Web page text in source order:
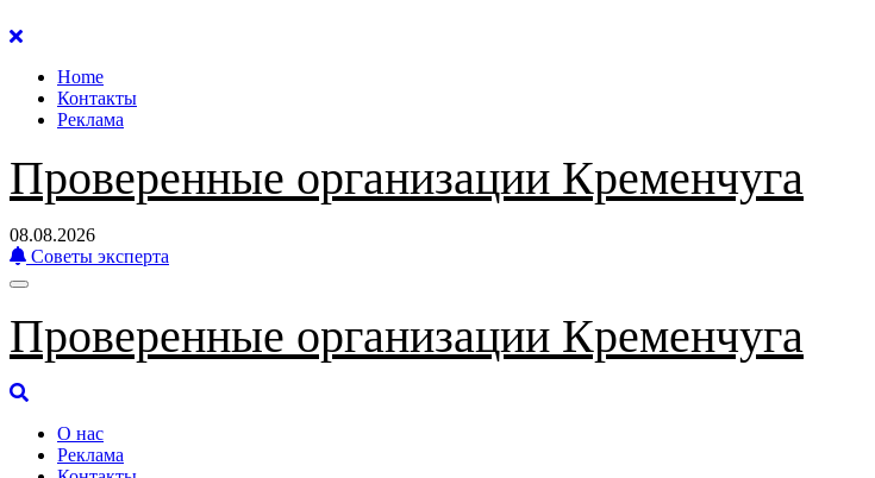
Перейти
содержанию
Home
Контакты
Реклама
Проверенные организации Кременчуга
08.08.2026
Советы эксперта
Проверенные организации Кременчуга
О нас
Реклама